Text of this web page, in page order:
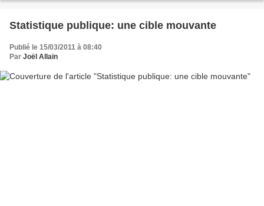
Statistique publique: une cible mouvante
Publié le 15/03/2011 à 08:40
Par Joël Allain